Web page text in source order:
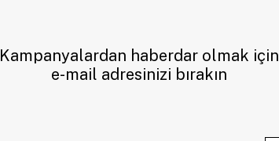
Kampanyalardan haberdar olmak için
e-mail adresinizi bırakın